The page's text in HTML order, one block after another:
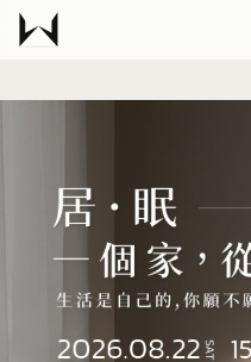
b54ee07e9e424d9bc18b4eb3